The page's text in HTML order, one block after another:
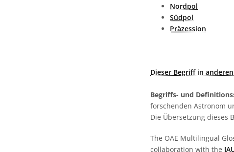
Nordpol
Südpol
Präzession
Dieser Begriff in
Begriffs- und
forschenden Astronom
Die Übersetzung dieses
The OAE Multilingual
collaboration with the